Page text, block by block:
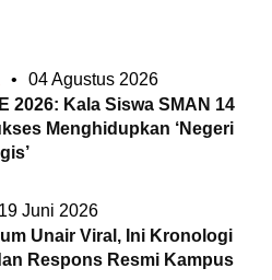
•
04 Agustus 2026
2026: Kala Siswa SMAN 14
Menghidupkan ‘Negeri
19 Juni 2026
Unair Viral, Ini Kronologi
Respons Resmi Kampus